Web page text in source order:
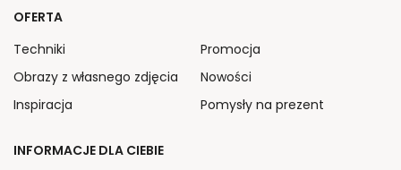
OFERTA
Techniki
Obrazy z własnego zdjęcia
Inspiracja
Promocja
Nowości
Pomysły na prezent
INFORMACJE DLA CIEBIE